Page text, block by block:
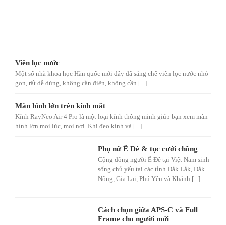
Viên lọc nước
Một số nhà khoa học Hàn quốc mới đây đã sáng chế viên lọc nước nhỏ
gọn, rất dễ dùng, không cần điện, không cần [...]
Màn hình lớn trên kính mắt
Kính RayNeo Air 4 Pro là một loại kính thông minh giúp bạn xem màn
hình lớn mọi lúc, mọi nơi. Khi đeo kính và [...]
Phụ nữ Ê Đê & tục cưới chồng
Cộng đồng người Ê Đê tại Việt Nam sinh
sống chủ yếu tại các tỉnh Đắk Lắk, Đắk
Nông, Gia Lai, Phú Yên và Khánh [...]
Cách chọn giữa APS-C và Full
Frame cho người mới